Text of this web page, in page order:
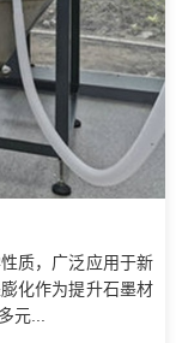
质，广泛应用于新
化作为提升石墨材
元...